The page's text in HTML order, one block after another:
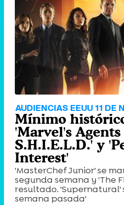
AUDIENCIAS EEUU 11 DE
Mínimo
'Marvel's Agents
S.H.I.E.L.D.' y
Interest'
'MasterChef Junior' se
segunda semana y 'The
resultado. 'Supernatural'
semana pasada'